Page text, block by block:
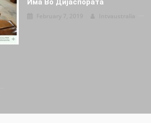
Има Во Дијаспората